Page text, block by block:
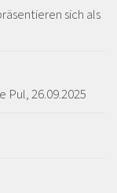
sich als
Pul, 26.09.2025